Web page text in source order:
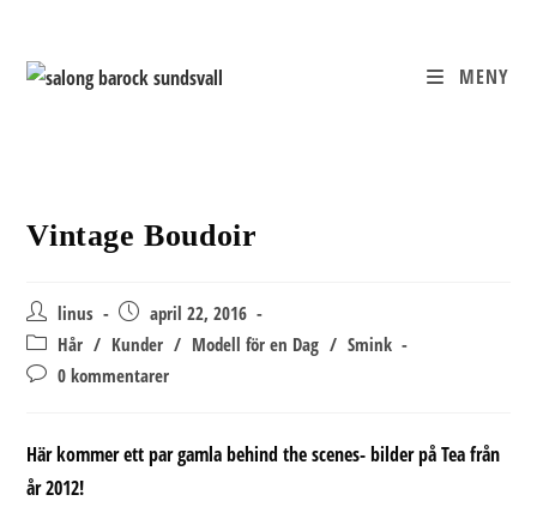
innehållet
MENY
Vintage Boudoir
Inläggsförfattare:
linus
Inlägget
publicerat:
april 22, 2016
Inläggskategori:
Hår / Kunder / Modell för en Dag / Smink
Kommentarer
0 kommentarer
Här kommer ett par gamla behind the scenes- bilder på Tea från
år 2012!